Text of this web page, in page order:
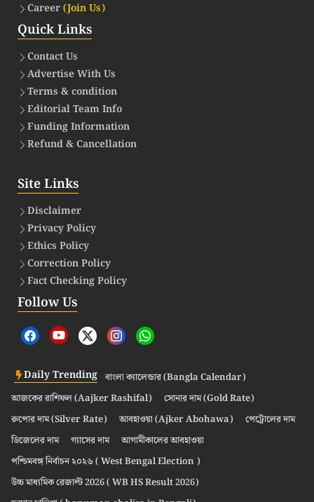
Career(Join Us)
Quick Links
Contact Us
Advertise With Us
Terms & condition
Editorial Team Info
Funding Information
Refund & Cancellation
Site Links
Disclaimer
Privacy Policy
Ethics Policy
Correction Policy
Fact Checking Policy
Follow Us
Daily Trending বাংলা ক্যালেন্ডার (Bangla Calendar)
আজকের রাশিফল (Aajker Rashifal)
সোনার দাম (Gold Rate)
রুপোর দাম (Silver Rate)
আবহাওয়া (Ajker Abohawa)
পেট্রোলের দাম
ডিজেলের দাম
গ্যাসের দাম
আগামীকালের আবহাওয়া
পশ্চিমবঙ্গ নির্বাচন ২০২৬ ( West Bengal Election )
উচ্চ মাধ্যমিক রেজাল্ট 2026 ( WB HS Result 2026)